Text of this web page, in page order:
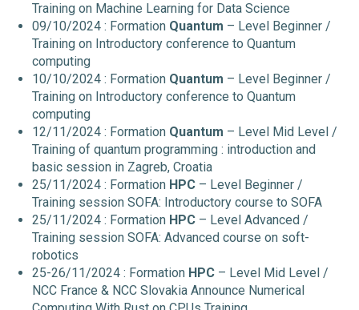
Training on Machine Learning for Data Science
09/10/2024 : Formation Quantum – Level Beginner /
Training on Introductory conference to Quantum
computing
10/10/2024 : Formation Quantum – Level Beginner /
Training on Introductory conference to Quantum
computing
12/11/2024 : Formation Quantum – Level Mid Level /
Training of quantum programming : introduction and
basic session in Zagreb, Croatia
25/11/2024 : Formation HPC – Level Beginner /
Training session SOFA: Introductory course to SOFA
25/11/2024 : Formation HPC – Level Advanced /
Training session SOFA: Advanced course on soft-
robotics
25-26/11/2024 : Formation HPC – Level Mid Level /
NCC France & NCC Slovakia Announce Numerical